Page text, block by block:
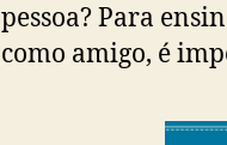
pessoa? Para
como amigo, é